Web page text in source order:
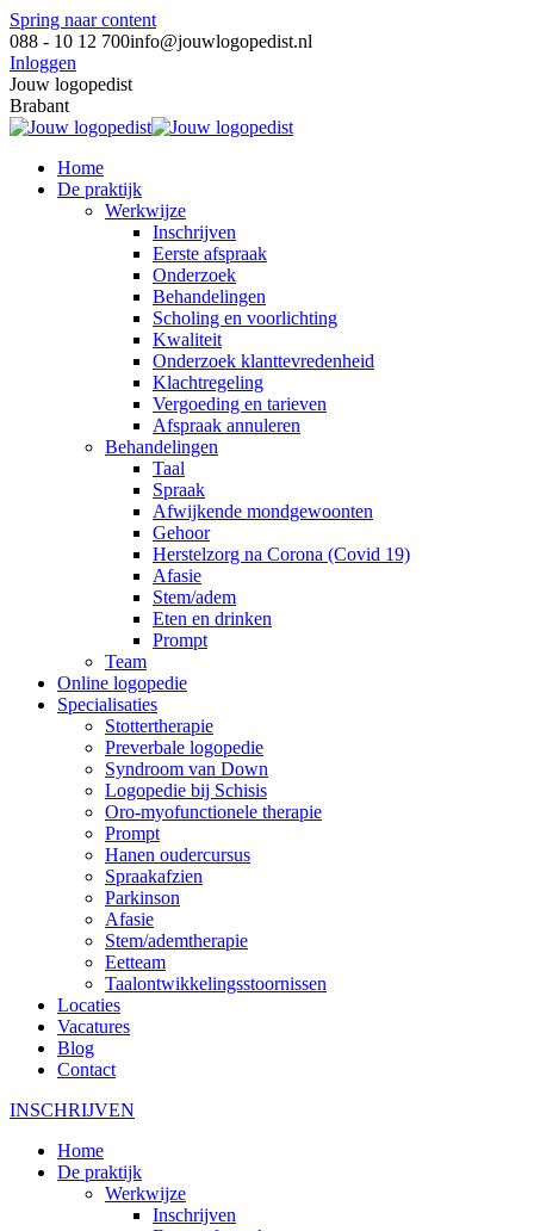
Spring naar content
088 - 10 12 700info@jouwlogopedist.nl
Inloggen
Jouw logopedist
Brabant
Home
De praktijk
Werkwijze
Inschrijven
Eerste afspraak
Onderzoek
Behandelingen
Scholing en voorlichting
Kwaliteit
Onderzoek klanttevredenheid
Klachtregeling
Vergoeding en tarieven
Afspraak annuleren
Behandelingen
Taal
Spraak
Afwijkende mondgewoonten
Gehoor
Herstelzorg na Corona (Covid 19)
Afasie
Stem/adem
Eten en drinken
Prompt
Team
Online logopedie
Specialisaties
Stottertherapie
Preverbale logopedie
Syndroom van Down
Logopedie bij Schisis
Oro-myofunctionele therapie
Prompt
Hanen oudercursus
Spraakafzien
Parkinson
Afasie
Stem/ademtherapie
Eetteam
Taalontwikkelingsstoornissen
Locaties
Vacatures
Blog
Contact
INSCHRIJVEN
Home
De praktijk
Werkwijze
Inschrijven